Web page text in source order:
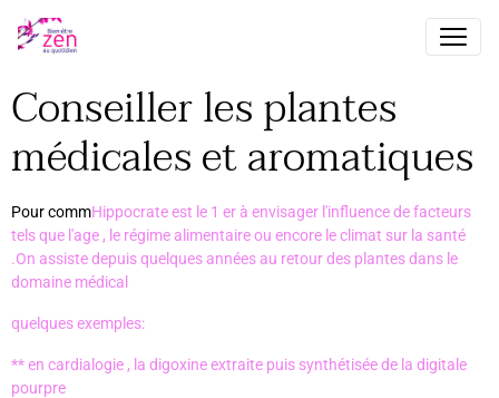
Conseiller les plantes
médicales et aromatiques
Pour commHippocrate est le 1 er à envisager l'influence de facteurs
tels que l'age , le régime alimentaire ou encore le climat sur la santé
.On assiste depuis quelques années au retour des plantes dans le
domaine médical
quelques exemples:
** en cardialogie , la digoxine extraite puis synthétisée de la digitale
pourpre